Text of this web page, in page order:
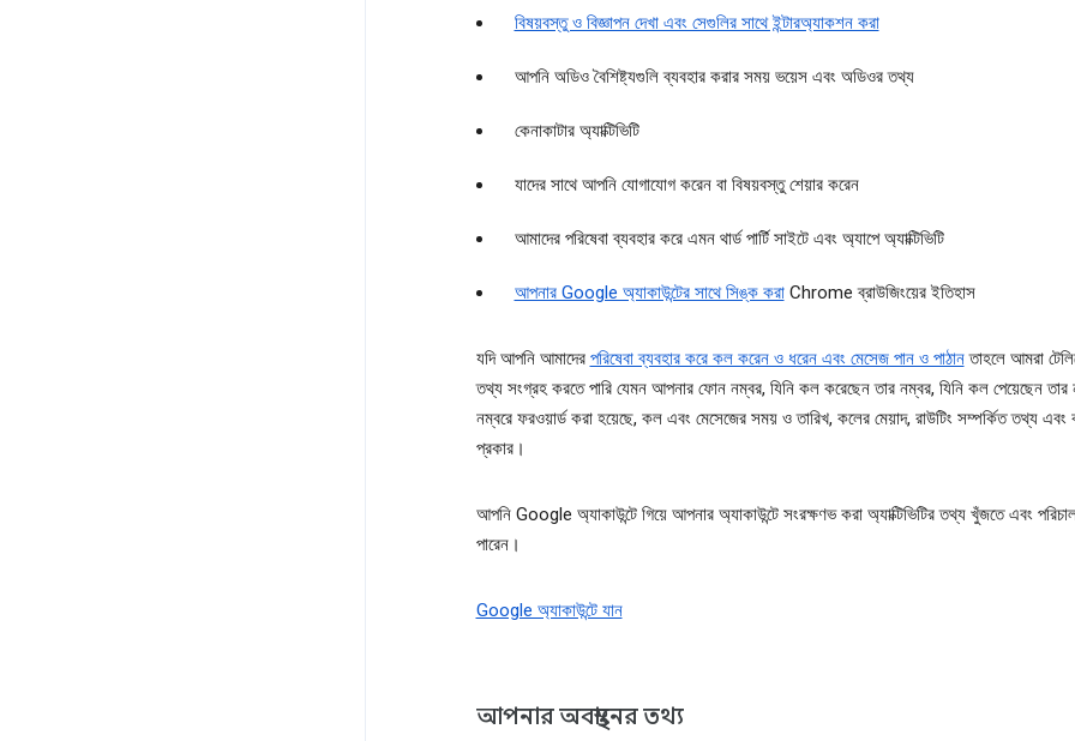
বিষয়বস্তু ও বিজ্ঞাপন দেখা এবং সেগুলির সাথে ইন্টারঅ্যাকশন করা
আপনি অডিও বৈশিষ্ট্যগুলি ব্যবহার করার সময় ভয়েস এবং অডিওর তথ্য
কেনাকাটার অ্যাক্টিভিটি
যাদের সাথে আপনি যোগাযোগ করেন বা বিষয়বস্তু শেয়ার করেন
আমাদের পরিষেবা ব্যবহার করে এমন থার্ড পার্টি সাইটে এবং অ্যাপে অ্যাক্টিভিটি
আপনার Google অ্যাকাউন্টের সাথে সিঙ্ক করাChrome ব্রাউজিংয়ের ইতিহাস
যদি আপনি আমাদের পরিষেবা ব্যবহার করে কল করেন ও ধরেন এবং মেসেজ পান ও পাঠানতাহলে আমরা
তথ্য সংগ্রহ করতে পারি যেমন আপনার ফোন নম্বর, যিনি কল করেছেন তার নম্বর, যিনি কল পেয়েছেন তার
নম্বরে ফরওয়ার্ড করা হয়েছে, কল এবং মেসেজের সময় ও তারিখ, কলের মেয়াদ, রাউটিং সম্পর্কিত তথ্য এবং
প্রকার।
আপনি Google অ্যাকাউন্টে গিয়ে আপনার অ্যাকাউন্টে সংরক্ষণভ করা অ্যাক্টিভিটির তথ্য খুঁজতে এবং
পারেন।
Google অ্যাকাউন্টে যান
আপনার অবস্থানের তথ্য